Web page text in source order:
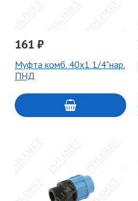
161 ₽
Муфта комб. 40х1 1/4"нар.
ПНД